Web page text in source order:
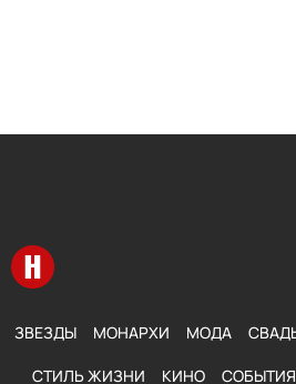
Перейти на главную
ЗВЕЗДЫ МОНАРХИ МОДА
СТИЛЬ ЖИЗНИ КИНО СОБЫТИЯ